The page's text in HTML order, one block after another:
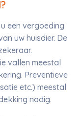
een vergoeding
uw huisdier. De
vallen meestal
Preventieve
etc.) meestal
nodig.